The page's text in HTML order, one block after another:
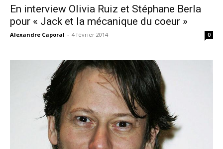
En interview Olivia Ruiz et Stéphane Berla
pour « Jack et la mécanique du coeur »
Alexandre Caporal - 4 février 2014 0